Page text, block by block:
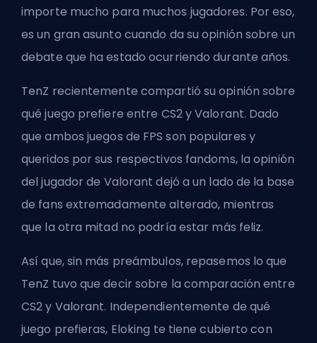
importe mucho para muchos jugadores. Por eso,
es un gran asunto cuando da su opinión sobre un
debate que ha estado ocurriendo durante años.
TenZ recientemente compartió su opinión sobre
qué juego prefiere entre CS2 y Valorant. Dado
que ambos juegos de FPS son populares y
queridos por sus respectivos fandoms, la opinión
del jugador de Valorant dejó a un lado de la base
de fans extremadamente alterado, mientras
que la otra mitad no podría estar más feliz.
Así que, sin más preámbulos, repasemos lo que
TenZ tuvo que decir sobre la comparación entre
CS2 y Valorant. Independientemente de qué
juego prefieras, Eloking te tiene cubierto con